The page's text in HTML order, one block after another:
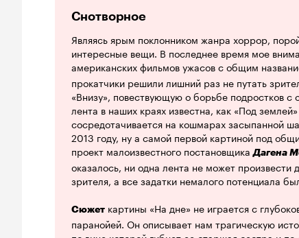
многообразную систему отношений внутри
на чувства и взаимоотношения и дал картине
фильм грамотным и сильным.
Прекрасная режиссура картины тоже
операторская работа. Все снято красиво,
гамме, оставляющей приятный сладкий
изобилует красочными пейзажами или
имеет какую-то духовную красоту и харизму.
Очень понравилась игра актеров, со своей
правдиво, эмоционально. Особенно хочется
сыграла одну из наиболее ключевых ролей в
максимально раскрыла свой персонаж в
работа Джессики в фильмах ужасов, она уже
жанре, играя в сериалах 'За гранью
душ', в 'Мертвой' и 'Сумеречной' зонах, а так
Снотворное
Являясь ярым поклонником жанра хоррор,
интересные вещи. В последнее время мое
американских фильмов ужасов с общим
прокатчики решили лишний раз не путать
«Внизу», повествующую о борьбе подростков
лента в наших краях известна, как «Под
сосредотачивается на кошмарах засыпанной
2013 году, ну а самой первой картиной под
проект малоизвестного постановщикаДагена
оказалось, ни одна лента не может произвести
зрителя, а все задатки немалого потенциала
Сюжет картины «На дне» не играется с
паранойей. Он описывает нам трагическую